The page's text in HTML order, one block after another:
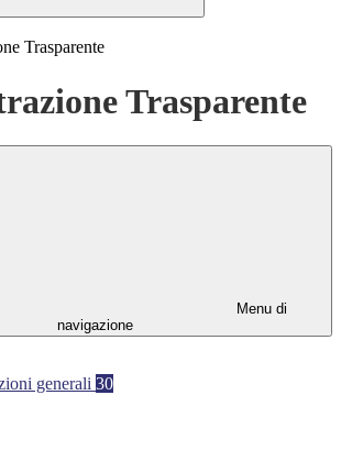
Trasparente
Trasparente
Menu di
navigazione
generali 30